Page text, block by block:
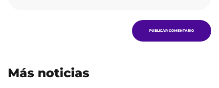
Más noticias